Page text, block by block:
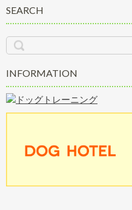
SEARCH
INFORMATION